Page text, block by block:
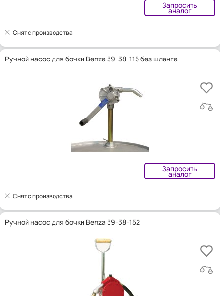
Запросить
аналог
Снят с производства
Ручной насос для бочки Benza 39-38-115 без шланга
Запросить
аналог
Снят с производства
Ручной насос для бочки Benza 39-38-152